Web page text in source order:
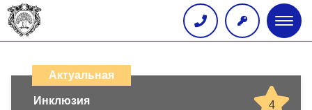
меню
дистанционных
Актуальная
4
Инклюзия